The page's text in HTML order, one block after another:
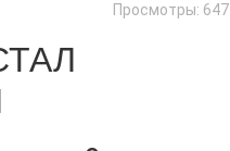
Просмотры: 647